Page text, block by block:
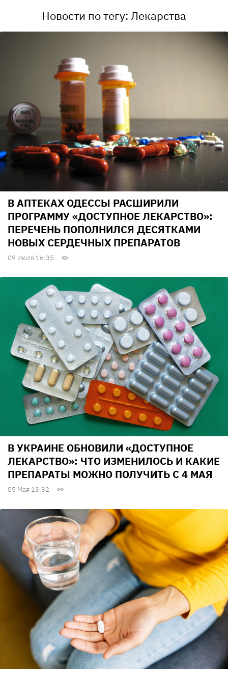
Новости по тегу: Лекарства
В АПТЕКАХ ОДЕССЫ РАСШИРИЛИ
ПРОГРАММУ «ДОСТУПНОЕ ЛЕКАРСТВО»:
ПЕРЕЧЕНЬ ПОПОЛНИЛСЯ ДЕСЯТКАМИ
НОВЫХ СЕРДЕЧНЫХ ПРЕПАРАТОВ
09 Июля 16:35
В УКРАИНЕ ОБНОВИЛИ «ДОСТУПНОЕ
ЛЕКАРСТВО»: ЧТО ИЗМЕНИЛОСЬ И КАКИЕ
ПРЕПАРАТЫ МОЖНО ПОЛУЧИТЬ С 4 МАЯ
05 Мая 13:32